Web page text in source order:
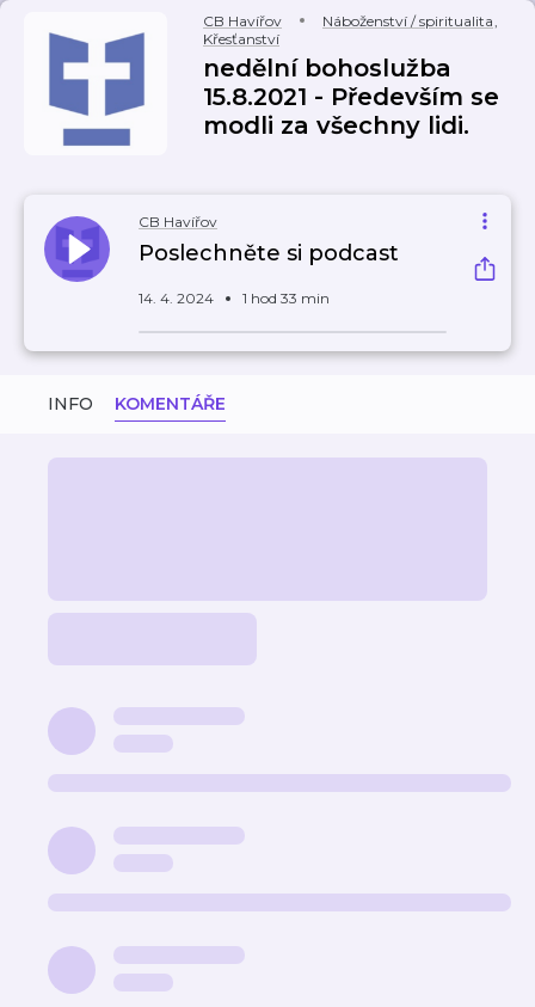
CB Havířov Náboženství / spiritualita,
Křesťanství
nedělní bohoslužba
15.8.2021 - Především se
modli za všechny lidi.
CB Havířov
Poslechněte si podcast
14. 4. 2024 1 hod 33 min
INFO KOMENTÁŘE